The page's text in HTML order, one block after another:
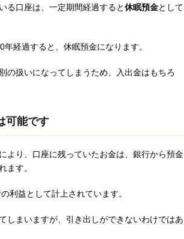
る口座は、一定期間経過すると休眠預金として
経過すると、休眠預金になります。
の扱いになってしまうため、入出金はもちろ
可能です
より、口座に残っていたお金は、銀行から預金
ます。
利益として計上されています。
しまいますが、引き出しができないわけではあ